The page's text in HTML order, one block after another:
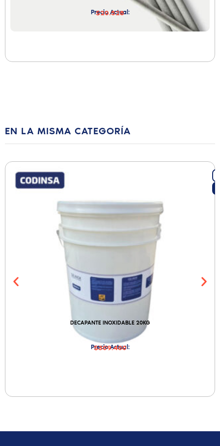
Precio Actual:
$20.528
EN LA MISMA CATEGORÍA
DECAPANTE INOXIDABLE 20KG
Precio Actual:
$309.400